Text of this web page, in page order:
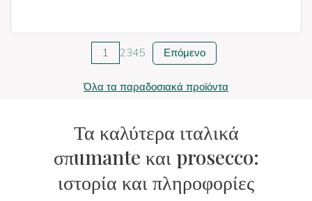
1 2345 Επόμενο
Όλα τα παραδοσιακά προϊόντα
Τα καλύτερα ιταλικά
σπumante και prosecco:
ιστορία και πληροφορίες